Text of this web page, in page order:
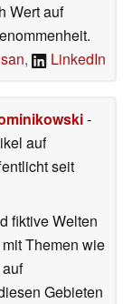
Wert auf
, LinkedIn
-
auf
seit
fiktive Welten
Themen wie
Gebieten